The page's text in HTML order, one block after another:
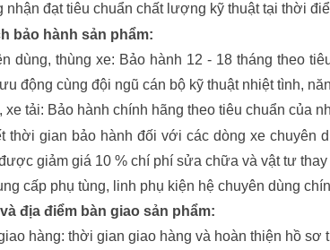
nhận đạt tiêu chuẩn chất lượng kỹ thuật tại thời
bảo hành sản phẩm:
dùng, thùng xe: Bảo hành 12 - 18 tháng theo
động cùng đội ngũ cán bộ kỹ thuật nhiệt tình,
xe tải: Bảo hành chính hãng theo tiêu chuẩn của
thời gian bảo hành đối với các dòng xe
giảm giá 10 % chí phí sửa chữa và vật tư
cấp phụ tùng, linh phụ kiện hệ chuyên dùng
địa điểm bàn giao sản phẩm:
hàng: thời gian giao hàng và hoàn thiện hồ sơ